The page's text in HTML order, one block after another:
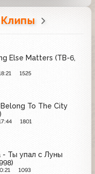
Клипы
Else Matters (ТВ-6,
1525
To The City
1801
- Ты упал с Луны
1093